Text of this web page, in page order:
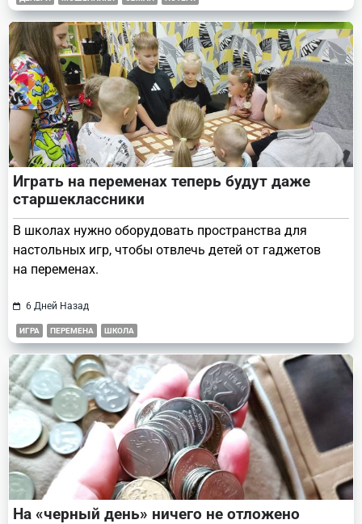
Играть на переменах теперь будут даже
старшеклассники
В школах нужно оборудовать пространства для
настольных игр, чтобы отвлечь детей от гаджетов
на переменах.
6 Дней Назад
ИГРА ПЕРЕМЕНА ШКОЛА
На «черный день» ничего не отложено